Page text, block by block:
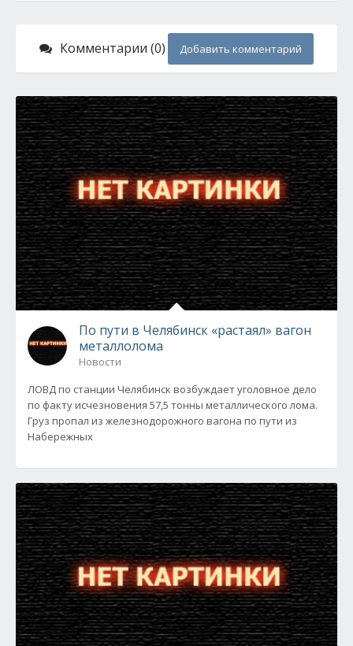
Комментарии (0) Добавить комментарий
По пути в Челябинск «растаял» вагон
металлолома
Новости
ЛОВД по станции Челябинск возбуждает уголовное дело
по факту исчезновения 57,5 тонны металлического лома.
Груз пропал из железнодорожного вагона по пути из
Набережных